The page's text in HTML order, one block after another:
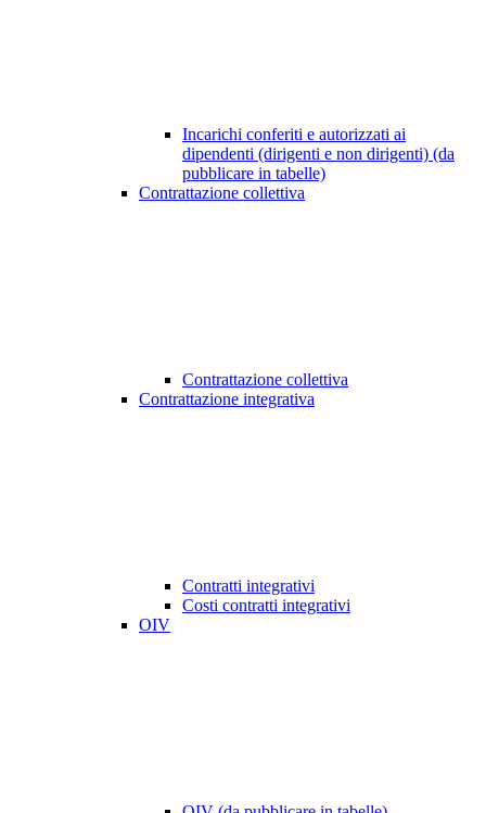
Incarichi conferiti e autorizzati ai
dipendenti (dirigenti e non dirigenti) (da
pubblicare in tabelle)
Contrattazione collettiva
Contrattazione collettiva
Contrattazione integrativa
Contratti integrativi
Costi contratti integrativi
OIV